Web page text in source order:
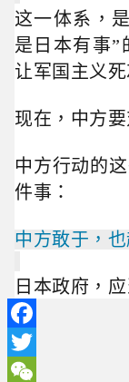
这一体系，
是日本有事”
让军国主义死
现在，中方
中方行动的
件事：
中方敢于 ，
日本政府，
Facebook
Twitter